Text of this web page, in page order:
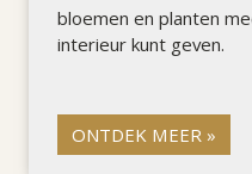
bloemen en planten
interieur kunt geven.
ONTDEK MEER »